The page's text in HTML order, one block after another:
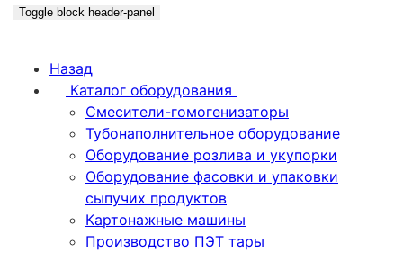
Toggle block header-panel
Назад
Каталог оборудования
Смесители-гомогенизаторы
Тубонаполнительное оборудование
Оборудование розлива и укупорки
Оборудование фасовки и упаковки
сыпучих продуктов
Картонажные машины
Производство ПЭТ тары